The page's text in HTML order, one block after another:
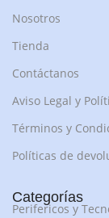
Nosotros
Tienda
Contáctanos
Aviso Legal y
Términos y
Políticas de
Categorías
Perifericos y